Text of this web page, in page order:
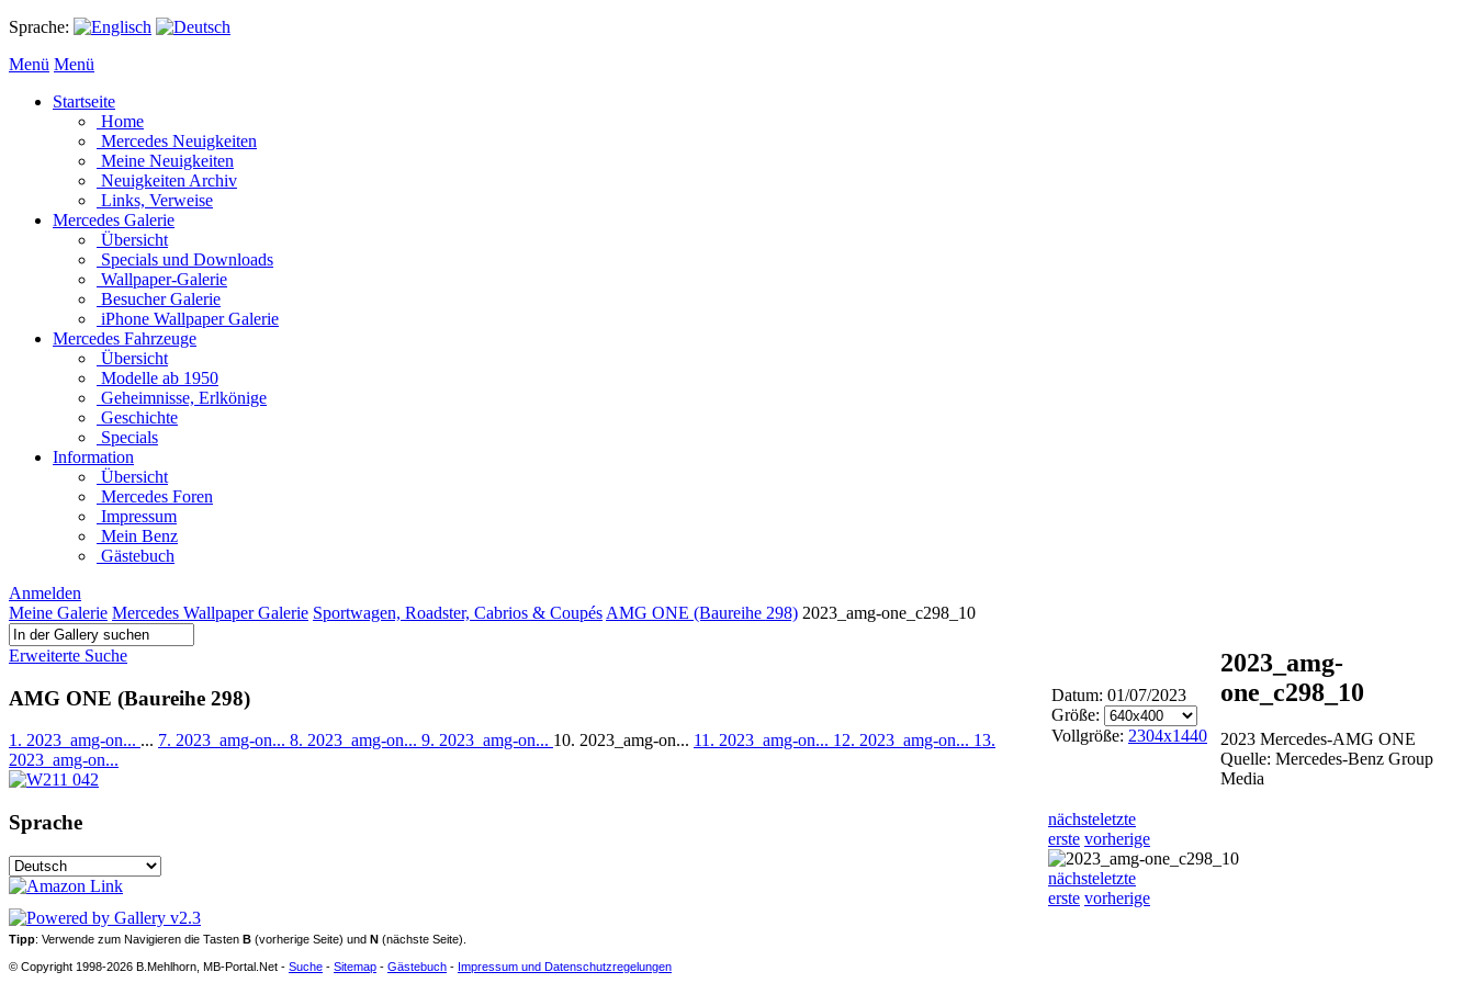
Sprache:
Menü Menü
Startseite
Home
Mercedes Neuigkeiten
Meine Neuigkeiten
Neuigkeiten Archiv
Links, Verweise
Mercedes Galerie
Übersicht
Specials und Downloads
Wallpaper-Galerie
Besucher Galerie
iPhone Wallpaper Galerie
Mercedes Fahrzeuge
Übersicht
Modelle ab 1950
Geheimnisse, Erlkönige
Geschichte
Specials
Information
Übersicht
Mercedes Foren
Impressum
Mein Benz
Gästebuch
Anmelden
Meine Galerie Mercedes Wallpaper Galerie Sportwagen, Roadster, Cabrios & Coupés AMG ONE (Baureihe 298) 2023_amg-one_c298_10
Erweiterte Suche
AMG ONE (Baureihe 298)
1. 2023_amg-on... ... 7. 2023_amg-on... 8. 2023_amg-on... 9. 2023_amg-on... 10. 2023_amg-on... 11. 2023_amg-on... 12. 2023_amg-on... 13.
2023_amg-on...
Sprache
Datum: 01/07/2023
Größe:
Vollgröße: 2304x1440
2023_amg-
one_c298_10
2023 Mercedes-AMG ONE
Quelle: Mercedes-Benz Group
Media
nächsteletzte
erste vorherige
nächsteletzte
erste vorherige
Tipp: Verwende zum Navigieren die Tasten B (vorherige Seite) und N (nächste Seite).
© Copyright 1998-2026 B.Mehlhorn, MB-Portal.Net - Suche - Sitemap - Gästebuch - Impressum und Datenschutzregelungen